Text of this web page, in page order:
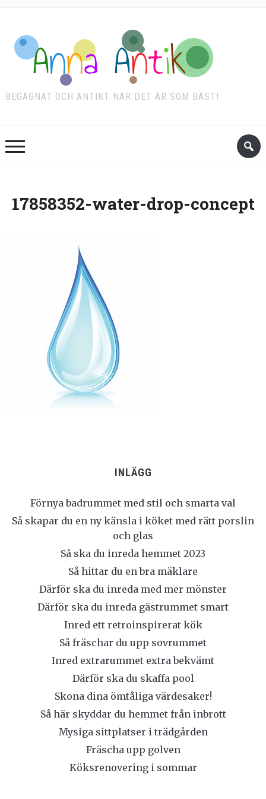
BEGAGNAT OCH ANTIKT NÄR DET ÄR SOM BÄST!
17858352-water-drop-concept
INLÄGG
Förnya badrummet med stil och smarta val
Så skapar du en ny känsla i köket med rätt porslin
och glas
Så ska du inreda hemmet 2023
Så hittar du en bra mäklare
Därför ska du inreda med mer mönster
Därför ska du inreda gästrummet smart
Inred ett retroinspirerat kök
Så fräschar du upp sovrummet
Inred extrarummet extra bekvämt
Därför ska du skaffa pool
Skona dina ömtåliga värdesaker!
Så här skyddar du hemmet från inbrott
Mysiga sittplatser i trädgården
Fräscha upp golven
Köksrenovering i sommar